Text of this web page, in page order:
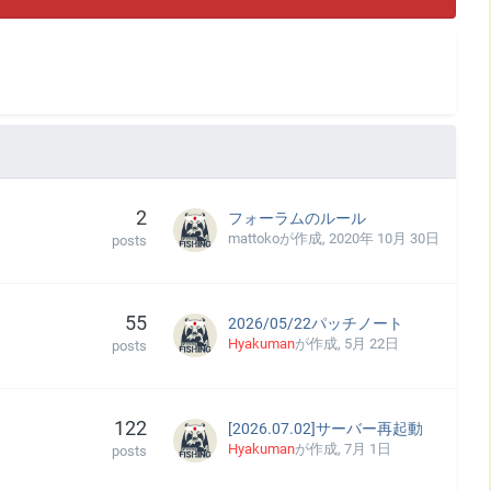
2
posts
フォーラムのルール
mattokoが作成, 2020年 10月 30日
55
posts
2026/05/22パッチノート
Hyakumanが作成, 5月 22日
122
posts
[2026.07.02]サーバー再起動
Hyakumanが作成, 7月 1日